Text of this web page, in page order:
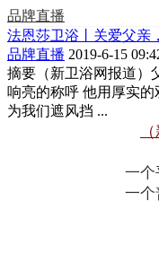
品牌直播
法恩莎卫浴丨关爱父亲
品牌直播 2019-6-15
摘要 （新卫浴网报道
响亮的称呼 他用厚实
为我们遮风挡 ...
一个
一个